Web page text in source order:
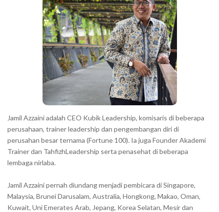
Jamil Azzaini adalah CEO Kubik Leadership, komisaris di beberapa
perusahaan, trainer leadership dan pengembangan diri di
perusahan besar ternama (Fortune 100). Ia juga Founder Akademi
Trainer dan TahfizhLeadership serta penasehat di beberapa
lembaga nirlaba.
Jamil Azzaini pernah diundang menjadi pembicara di Singapore,
Malaysia, Brunei Darusalam, Australia, Hongkong, Makao, Oman,
Kuwait, Uni Emerates Arab, Jepang, Korea Selatan, Mesir dan